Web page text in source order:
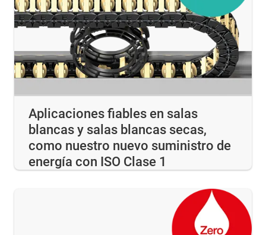
Aplicaciones fiables en salas
blancas y salas blancas secas,
como nuestro nuevo suministro de
energía con ISO Clase 1